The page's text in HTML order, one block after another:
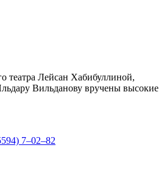
театра Лейсан Хабибуллиной,
Вильданову вручены высокие
7‒02‒82